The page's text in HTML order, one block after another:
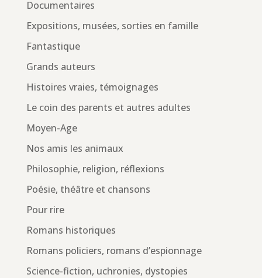
Documentaires
Expositions, musées, sorties en famille
Fantastique
Grands auteurs
Histoires vraies, témoignages
Le coin des parents et autres adultes
Moyen-Age
Nos amis les animaux
Philosophie, religion, réflexions
Poésie, théâtre et chansons
Pour rire
Romans historiques
Romans policiers, romans d’espionnage
Science-fiction, uchronies, dystopies